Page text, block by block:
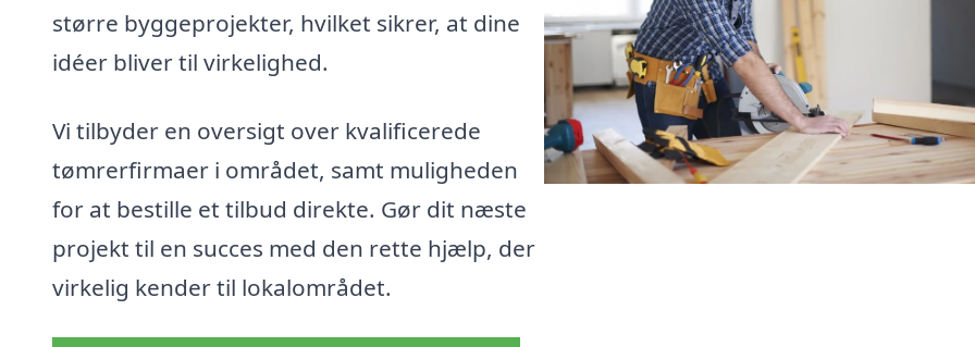
større byggeprojekter, hvilket sikrer, at dine
idéer bliver til virkelighed.
Vi tilbyder en oversigt over kvalificerede
tømrerfirmaer i området, samt muligheden
for at bestille et tilbud direkte. Gør dit næste
projekt til en succes med den rette hjælp, der
virkelig kender til lokalområdet.